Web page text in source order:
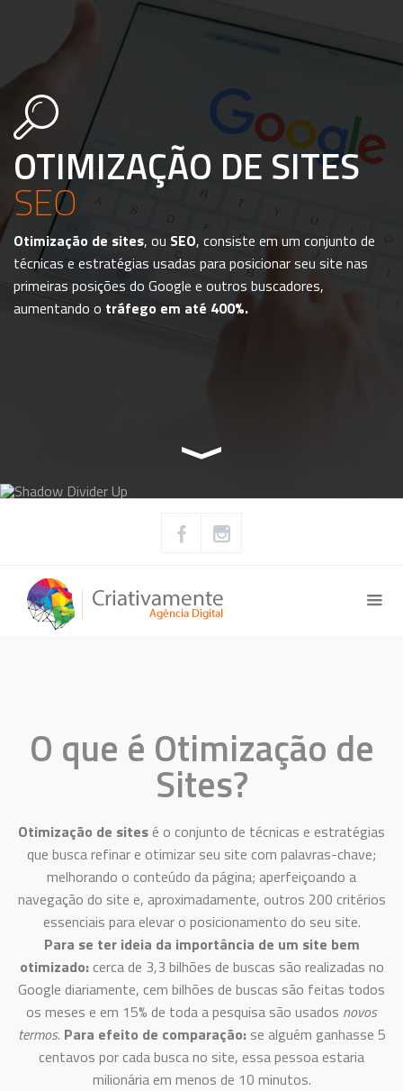
OTIMIZAÇÃO DE SITES
SEO
Otimização de sites, ou SEO, consiste em um conjunto de
técnicas e estratégias usadas para posicionar seu site nas
primeiras posições do Google e outros buscadores,
aumentando o tráfego em até 400%.
O que é Otimização de
Sites?
Otimização de sitesé o conjunto de técnicas e estratégias
que busca refinar e otimizar seu site com palavras-chave;
melhorando o conteúdo da página; aperfeiçoando a
navegação do site e, aproximadamente, outros 200 critérios
essenciais para elevar o posicionamento do seu site.
Para se ter ideia da importância de um site bem
otimizado: cerca de 3,3 bilhões de buscas são realizadas no
Google diariamente, cem bilhões de buscas são feitas todos
os meses e em 15% de toda a pesquisa são usados novos
termos. Para efeito de comparação: se alguém ganhasse 5
centavos por cada busca no site, essa pessoa estaria
milionária em menos de 10 minutos.